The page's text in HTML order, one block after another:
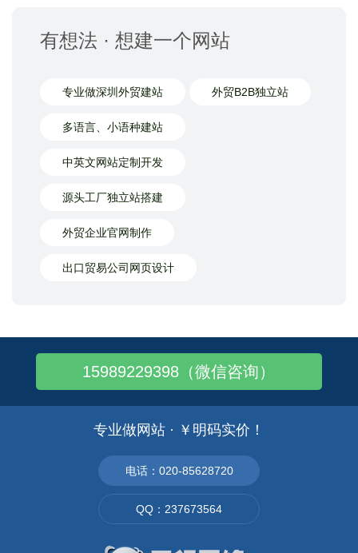
有想法 · 想建一个网站
专业做深圳外贸建站 外贸B2B独立站
多语言、小语种建站
中英文网站定制开发
源头工厂独立站搭建
外贸企业官网制作
出口贸易公司网页设计
15989229398（微信咨询）
专业做网站 · ￥明码实价！
电话：020-85628720
QQ：237673564